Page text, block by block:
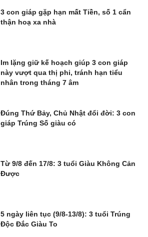
3 con giáp gặp hạn mất Tiền, số 1 cẩn
thận hoạ xa nhà
Im lặng giữ kế hoạch giúp 3 con giáp
này vượt qua thị phi, tránh hạn tiểu
nhân trong tháng 7 âm
Đúng Thứ Bảy, Chủ Nhật đổi đời: 3 con
giáp Trúng Số giàu có
Từ 9/8 đến 17/8: 3 tuổi Giàu Không Cản
Được
5 ngày liên tục (9/8-13/8): 3 tuổi Trúng
Độc Đắc Giàu To